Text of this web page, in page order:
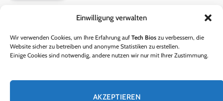
Einwilligung verwalten
Wir verwenden Cookies, um Ihre Erfahrung auf Tech Bios zu verbessern, die
Website sicher zu betreiben und anonyme Statistiken zu erstellen.
Einige Cookies sind notwendig, andere nutzen wir nur mit Ihrer Zustimmung.
AKZEPTIEREN
Ralf Dammasch Traueranzeige:
June 26, 2024 13,285Views
hinter den Gerüchten
October 5, 2024 9,301